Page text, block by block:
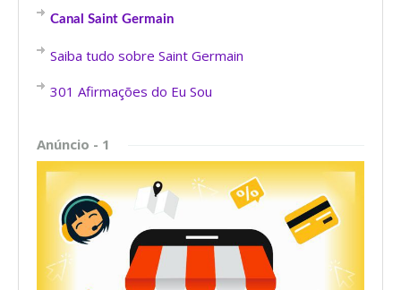
Canal Saint Germain
Saiba tudo sobre Saint Germain
301 Afirmações do Eu Sou
Anúncio - 1